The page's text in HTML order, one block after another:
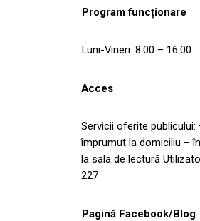
Program funcționare
Luni-Vineri: 8.00 – 16.00
Acces
Servicii oferite publicului:
împrumut la domiciliu –
la sala de lectură
227
Pagină Facebook/Blog